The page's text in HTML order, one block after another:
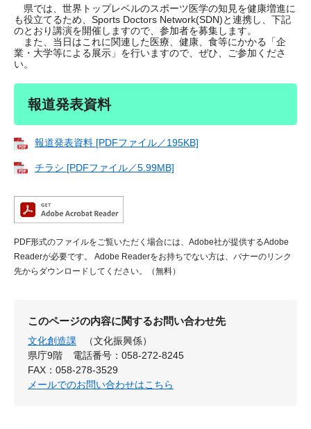
県では、世界トップレベルのスポーツ医学の知見を健康増進に
も役立てるため、Sports Doctors Network(SDN)と連携し、下記
のとおり講演を開催しますので、参加者を募集します。
また、当日はこれに関連した医療、健康、食等にかかる「企
業・大学等による展示」を行いますので、ぜひ、ご参加くださ
い。
報道発表資料
報道発表資料 [PDFファイル／195KB]
チラシ [PDFファイル／5.99MB]
PDF形式のファイルをご覧いただく場合には、Adobe社が提供するAdobe
Readerが必要です。
Adobe Readerをお持ちでない方は、バナーのリンク
先からダウンロードしてください。（無料）
このページの内容に関するお問い合わせ先
文化創造課
（文化振興係）
県庁9階
電話番号：058-272-8245
FAX：058-278-3529
メールでのお問い合わせはこちら